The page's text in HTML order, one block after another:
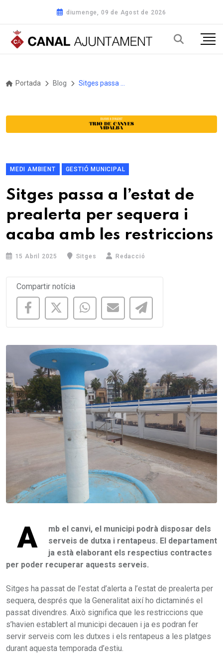
diumenge, 09 de Agost de 2026
Portada Blog
MEDI AMBIENT GESTIÓ MUNICIPAL
Sitges passa a l’estat de
prealerta per sequera i
acaba amb les restriccions
15 Abril 2025 Sitges Redacció
Compartir notícia
A
mb el canvi, el municipi podrà disposar dels
serveis de dutxa i rentapeus. El departament
ja està elaborant els respectius contractes
per poder recuperar aquests serveis.
Sitges ha passat de l’estat d’alerta a l’estat de prealerta per
sequera, després que la Generalitat així ho dictaminés el
passat divendres. Això significa que les restriccions que
s’havien establert al municipi decauen i ja es podran fer
servir serveis com les dutxes i els rentapeus a les platges
durant aquesta temporada d’estiu.